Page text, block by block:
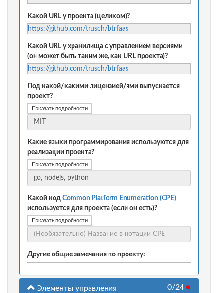
Какой URL у проекта (целиком)?
https://github.com/trusch/btrfaas
Какой URL у хранилища с управлением версиями
(он может быть таким же, как URL проекта)?
https://github.com/trusch/btrfaas
Под какой/какими лицензией/ями выпускается
проект?
Показать подробности
Какие языки программирования используются для
реализации проекта?
Показать подробности
Какой код Common Platform Enumeration (CPE)
используется для проекта (если он есть)?
Показать подробности
Другие общие замечания по проекту:
Элементы управления 0/24 ●